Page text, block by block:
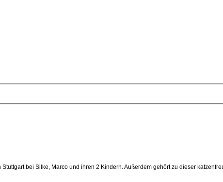
bei Silke, Marco und ihren 2 Kindern. Außerdem gehört zu dieser